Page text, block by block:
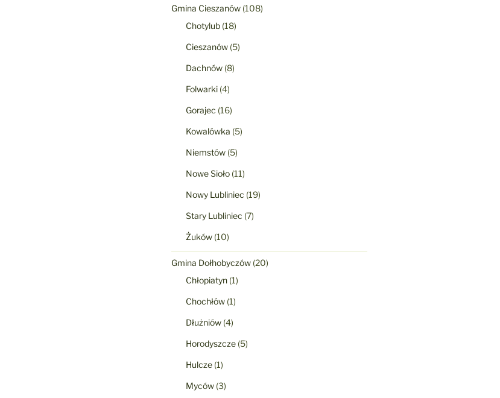
Gmina Cieszanów(108)
Chotylub(18)
Cieszanów(5)
Dachnów(8)
Folwarki(4)
Gorajec (16)
Kowalówka (5)
Niemstów(5)
Nowe Sioło(11)
Nowy Lubliniec (19)
Stary Lubliniec (7)
Żuków(10)
Gmina Dołhobyczów(20)
Chłopiatyn(1)
Chochłów(1)
Dłużniów(4)
Horodyszcze(5)
Hulcze(1)
Myców(3)